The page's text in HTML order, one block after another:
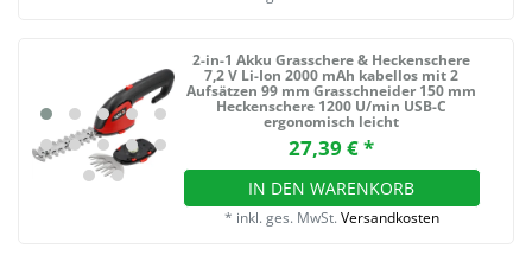
2-in-1 Akku Grasschere & Heckenschere
7,2 V Li-Ion 2000 mAh kabellos mit 2
Aufsätzen 99 mm Grasschneider 150 mm
Heckenschere 1200 U/min USB-C
ergonomisch leicht
27,39 € *
IN DEN WARENKORB
* inkl. ges. MwSt. Versandkosten